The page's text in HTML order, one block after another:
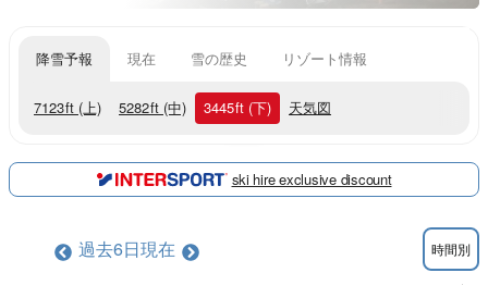
降雪予報 現在 雪の歴史 リゾート情報
7123ft (上) 5282ft (中) 3445ft (下) 天気図
ski hire exclusive discount
過去6日現在 時間別